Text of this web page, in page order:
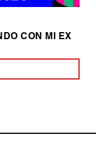
CON MI EX